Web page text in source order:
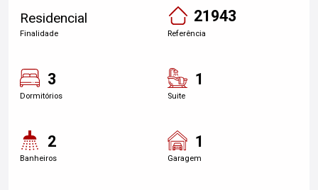
Residencial
Finalidade
21943
Referência
3
Dormitórios
1
Suite
2
Banheiros
1
Garagem